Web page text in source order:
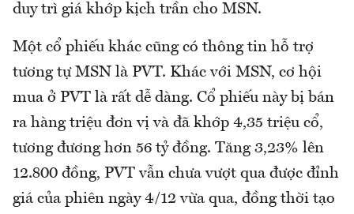
duy trì giá khớp kịch trần cho MSN.
Một cổ phiếu khác cũng có thông tin hỗ trợ
tương tự MSN là PVT. Khác với MSN, cơ hội
mua ở PVT là rất dễ dàng. Cổ phiếu này bị bán
ra hàng triệu đơn vị và đã khớp 4,35 triệu cổ,
tương đương hơn 56 tỷ đồng. Tăng 3,23% lên
12.800 đồng, PVT vẫn chưa vượt qua được đỉnh
giá của phiên ngày 4/12 vừa qua, đồng thời tạo